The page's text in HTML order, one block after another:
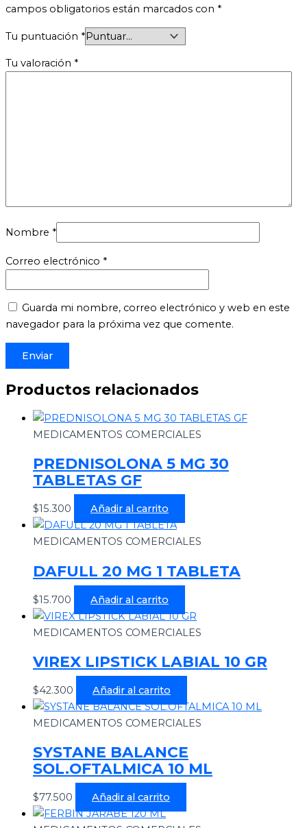
campos obligatorios están marcados con *
Tu puntuación *
Tu valoración *
Nombre *
Correo electrónico *
Guarda mi nombre, correo electrónico y web en este
navegador para la próxima vez que comente.
Productos relacionados
MEDICAMENTOS COMERCIALES
PREDNISOLONA 5 MG 30
TABLETAS GF
$15.300 Añadir al carrito
MEDICAMENTOS COMERCIALES
DAFULL 20 MG 1 TABLETA
$15.700 Añadir al carrito
MEDICAMENTOS COMERCIALES
VIREX LIPSTICK LABIAL 10 GR
$42.300 Añadir al carrito
MEDICAMENTOS COMERCIALES
SYSTANE BALANCE
SOL.OFTALMICA 10 ML
$77.500 Añadir al carrito